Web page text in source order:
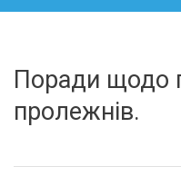
Поради щодо
пролежнів.